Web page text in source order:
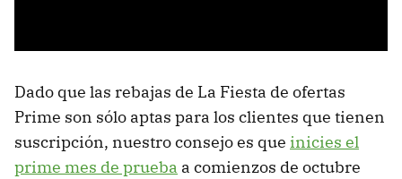
Dado que las rebajas de La Fiesta de ofertas
Prime son sólo aptas para los clientes que tienen
suscripción, nuestro consejo es que inicies el
prime mes de prueba a comienzos de octubre